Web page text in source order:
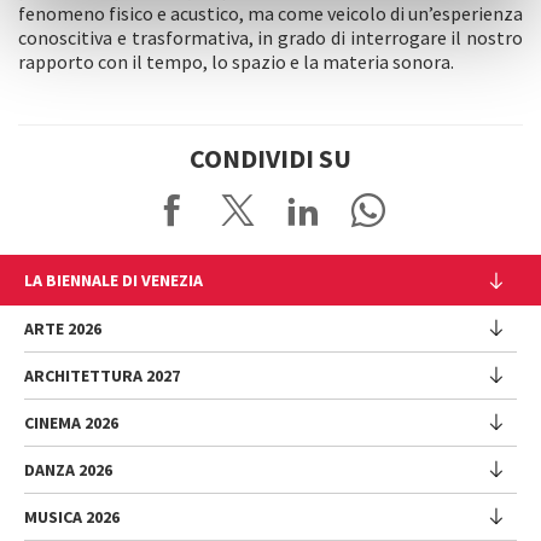
fenomeno fisico e acustico, ma come veicolo di un’esperienza
conoscitiva e trasformativa, in grado di interrogare il nostro
rapporto con il tempo, lo spazio e la materia sonora.
CONDIVIDI SU
LA BIENNALE DI VENEZIA
L'Istituzione
Cariche istituzionali
Storia
Luoghi
Sponsorship
Sostenibilità ambientale
ARTE 2026
Esposizione
Intervento di Pietrangelo Buttafuoco
Intervento di Koyo Kouoh / La squadra di Koyo Kouoh
ARCHITETTURA 2027
Mostra
Partecipazioni Nazionali (procedura)
Eventi Collaterali (procedura)
CINEMA 2026
Mostra
DANZA 2026
Festival
MUSICA 2026